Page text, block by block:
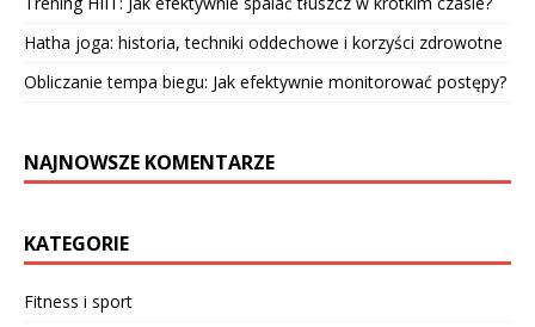
Hatha joga: historia, techniki oddechowe i korzyści zdrowotne
Obliczanie tempa biegu: Jak efektywnie monitorować postępy?
NAJNOWSZE KOMENTARZE
KATEGORIE
Fitness i sport